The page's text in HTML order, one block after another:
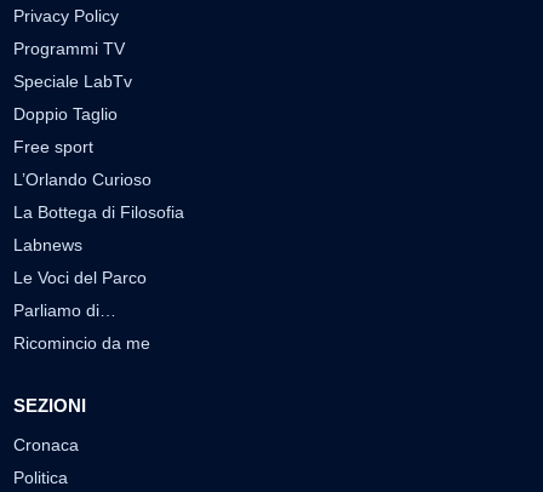
Privacy Policy
Programmi TV
Speciale LabTv
Doppio Taglio
Free sport
L’Orlando Curioso
La Bottega di Filosofia
Labnews
Le Voci del Parco
Parliamo di…
Ricomincio da me
SEZIONI
Cronaca
Politica